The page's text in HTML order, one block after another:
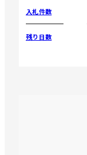
入札件数
残り日数